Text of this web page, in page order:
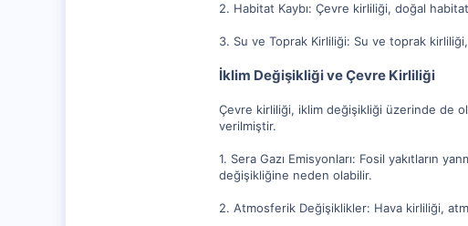
2. Habitat Kaybı: Çevre kirliliği, doğal
3. Su ve Toprak Kirliliği: Su ve toprak
İklim Değişikliği ve Çevre Kirliliği
Çevre kirliliği, iklim değişikliği üzerinde de
verilmiştir.
1. Sera Gazı Emisyonları: Fosil yakıtların
değişikliğine neden olabilir.
2. Atmosferik Değişiklikler: Hava kirliliği,